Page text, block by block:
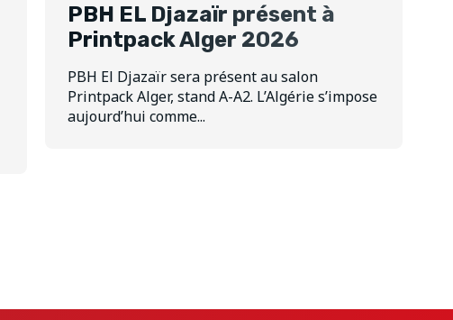
PBH EL Djazaïr présent à
Printpack Alger 2026
PBH El Djazaïr sera présent au salon
Printpack Alger, stand A-A2. L’Algérie s’impose
aujourd’hui comme...